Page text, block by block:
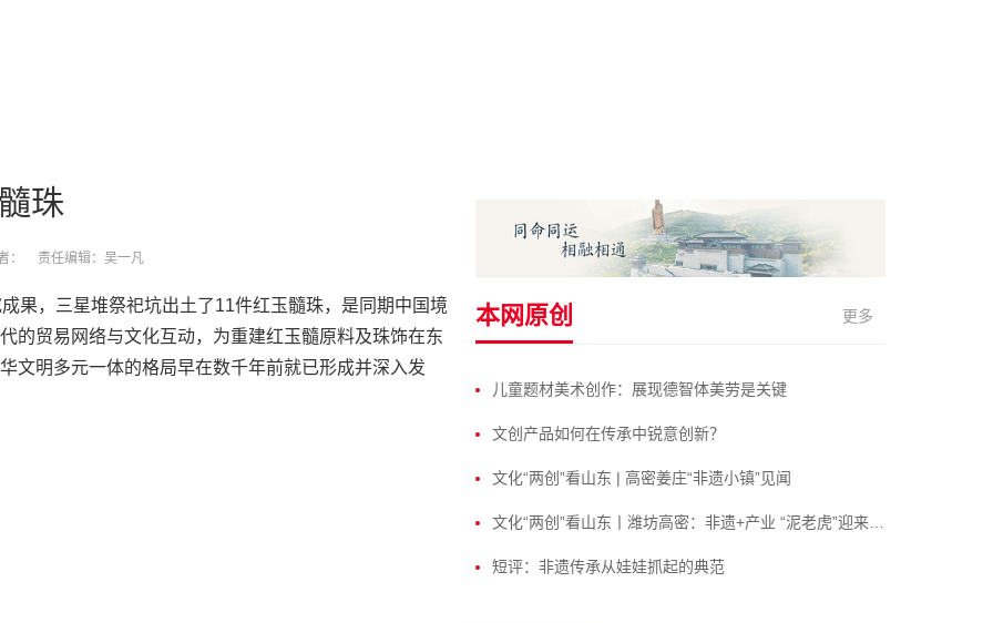
珠
： 责任编辑：吴一凡
果，三星堆祭祀坑出土了11件红玉髓珠，是同期中国境
的贸易网络与文化互动，为重建红玉髓原料及珠饰在东
文明多元一体的格局早在数千年前就已形成并深入发
本网原创 更多
儿童题材美术创作：展现德智体美劳是关键
文创产品如何在传承中锐意创新？
文化“两创”看山东 | 高密姜庄“非遗小镇”见闻
文化“两创”看山东丨潍坊高密：非遗+产业 “泥老虎”迎来新春天
短评：非遗传承从娃娃抓起的典范